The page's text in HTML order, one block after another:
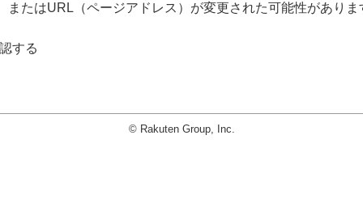
たはURL（ページアドレス）が変更された可能性がありま
する
© Rakuten Group, Inc.